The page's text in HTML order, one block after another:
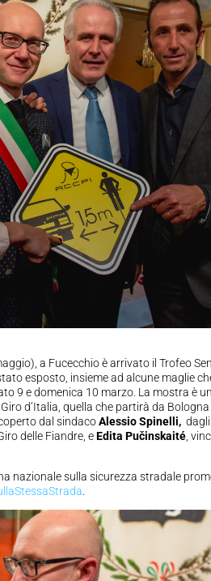
a Fucecchio è arrivato il Trofeo
esposto, insieme ad alcune maglie
9 e domenica 10 marzo. La mostra è
d’Italia, quella che partirà da
dal sindacoAlessio Spinelli,
delle Fiandre, eEdita Pučinskaité ,
sulla sicurezza stradale